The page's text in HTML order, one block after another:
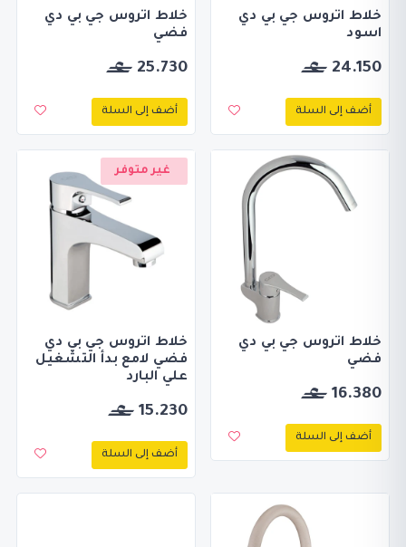
خلاط اتروس جي بي دي
اسود
24.150
أضف إلى السلة
خلاط اتروس جي بي دي
فضي
25.730
أضف إلى السلة
خلاط اتروس جي بي دي
فضي
16.380
أضف إلى السلة
غير متوفر
خلاط اتروس جي بي دي
فضي لامع بدأ التشغيل
علي البارد
15.230
أضف إلى السلة